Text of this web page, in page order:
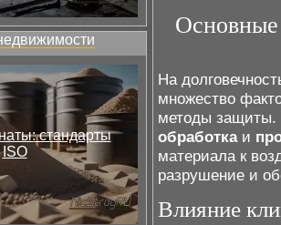
стандарты
ISO
На
множество
методы защиты.
обработкаи
материала к
разрушение и
Влияние